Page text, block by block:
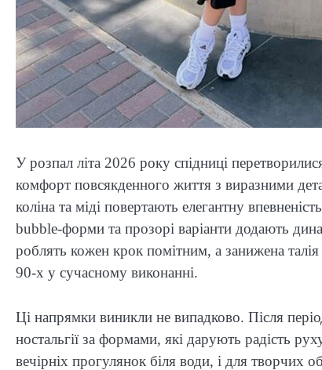
У розпал літа 2026 року спідниці
комфорт повсякденного життя з виразними
коліна та міді повертають елегантну
bubble-форми та прозорі варіанти додають
роблять кожен крок помітним, а занижена
90-х у сучасному виконанні.
Ці напрямки виникли не випадково. Після
ностальгії за формами, які дарують радість
вечірніх прогулянок біля води, і для творчих